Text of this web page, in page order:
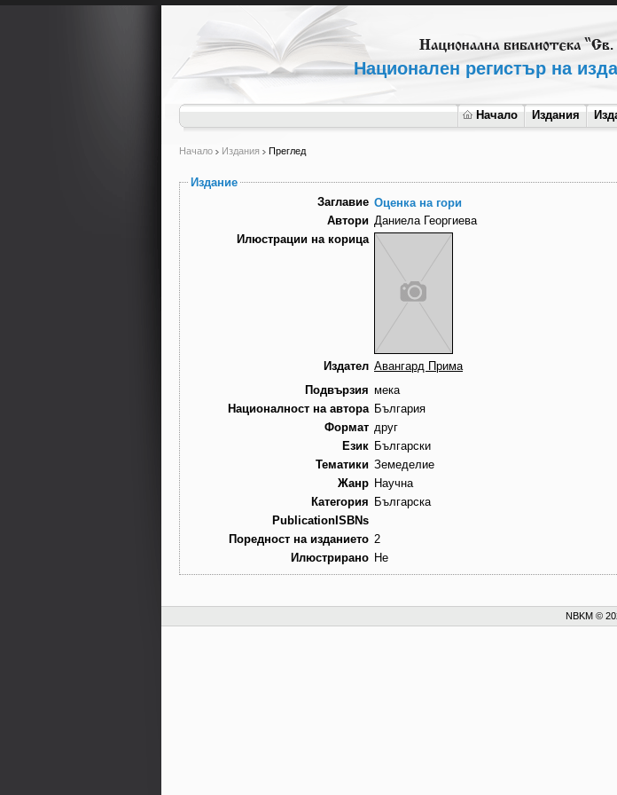
Национален регистър на
Начало Издания
Начало Издания Преглед
Издание
Заглавие Оценка на гори
Автори Даниела Георгиева
Илюстрации на корица
Издател Авангард Прима
Подвързия мека
Националност на автора България
Формат друг
Език Български
Тематики Земеделие
Жанр Научна
Категория Българска
PublicationISBNs
Поредност на изданието 2
Илюстрирано Не
NBKM ©